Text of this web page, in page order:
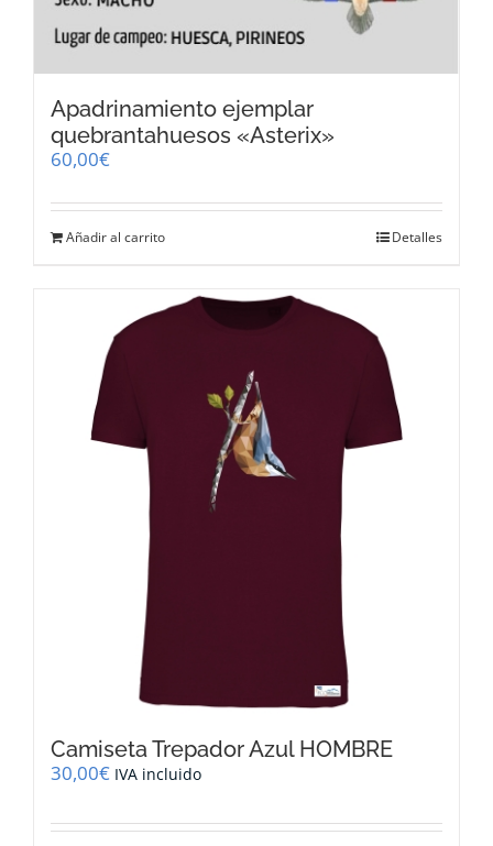
Apadrinamiento ejemplar
quebrantahuesos «Asterix»
60,00€
Añadir al carrito Detalles
Camiseta Trepador Azul HOMBRE
30,00€ IVA incluido